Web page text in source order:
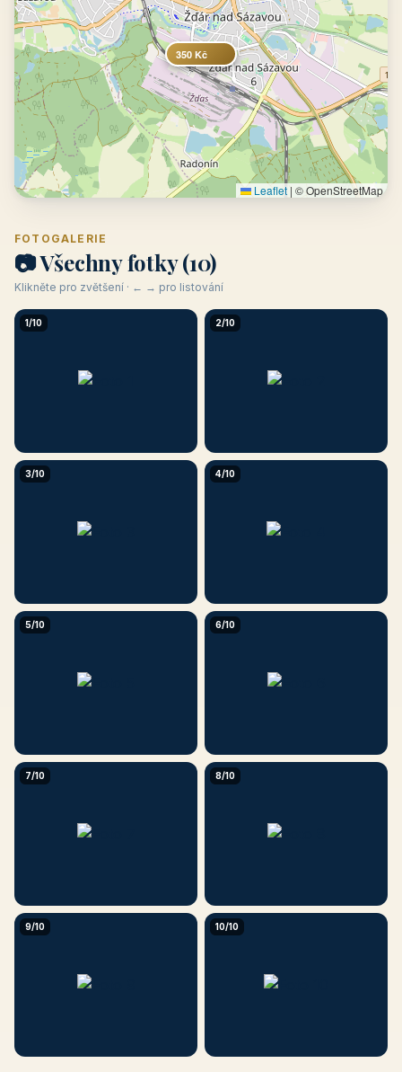
350 Kč
Leaflet | © OpenStreetMap
FOTOGALERIE
📷 Všechny fotky (10)
Klikněte pro zvětšení · ← → pro listování
1/10 2/10
3/10 4/10
5/10 6/10
7/10 8/10
9/10 10/10